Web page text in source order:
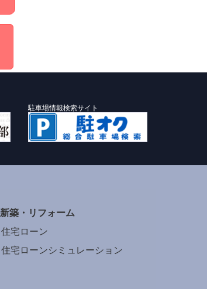
駐車場情報検索サイト
新築・リフォーム
住宅ローン
住宅ローンシミュレーション